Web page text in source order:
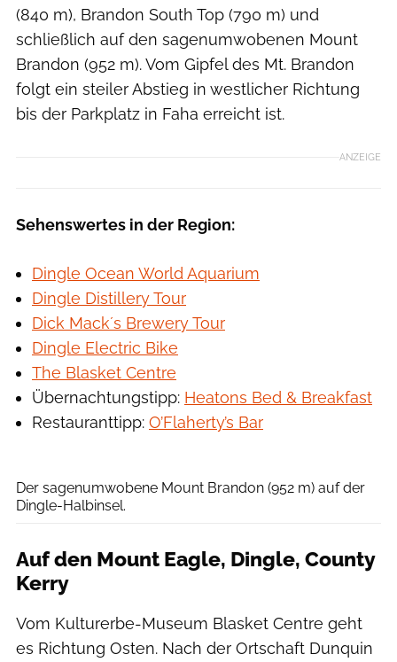
(840 m), Brandon South Top (790 m) und
schließlich auf den sagenumwobenen Mount
Brandon (952 m). Vom Gipfel des Mt. Brandon
folgt ein steiler Abstieg in westlicher Richtung
bis der Parkplatz in Faha erreicht ist.
ANZEIGE
Sehenswertes in der Region:
Dingle Ocean World Aquarium
Dingle Distillery Tour
Dick Mack´s Brewery Tour
Dingle Electric Bike
The Blasket Centre
Übernachtungstipp: Heatons Bed & Breakfast
Restauranttipp: O’Flaherty’s Bar
Der sagenumwobene Mount Brandon (952 m) auf der
Dingle-Halbinsel.
Auf den Mount Eagle, Dingle, County
Kerry
Vom Kulturerbe-Museum Blasket Centre geht
es Richtung Osten. Nach der Ortschaft Dunquin